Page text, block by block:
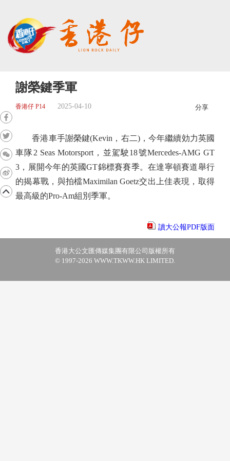
謝榮鍵季軍
香港仔 P14 2025-04-10 分享
香港車手謝榮鍵(Kevin，右二)，今年繼續効力英國
車隊2 Seas Motorsport，並駕駛18號Mercedes-AMG GT
3，展開今年的英國GT錦標賽賽季。在達寧頓賽道舉行
的揭幕戰，與拍檔Maximilan Goetz交出上佳表現，取得
最高級的Pro-Am組別季軍。
讀大公報PDF版面
香港大公文匯傳媒集團有限公司版權所有
© 1997-2026 WWW.TKWW.HK LIMITED.